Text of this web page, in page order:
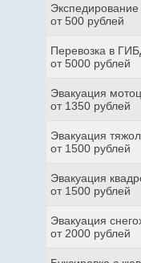
от 500 рублей
Перевозка в
от 5000 рублей
Эвакуация
от 1350 рублей
Эвакуация
от 1500 рублей
Эвакуация
от 1500 рублей
Эвакуация
от 2000 рублей